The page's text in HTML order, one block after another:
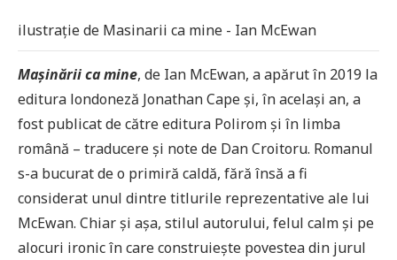
ilustrație de Masinarii ca mine - Ian McEwan
Mașinării ca mine, de Ian McEwan, a apărut în 2019 la
editura londoneză Jonathan Cape și, în același an, a
fost publicat de către editura Polirom și în limba
română – traducere și note de Dan Croitoru. Romanul
s-a bucurat de o primiră caldă, fără însă a fi
considerat unul dintre titlurile reprezentative ale lui
McEwan. Chiar și așa, stilul autorului, felul calm și pe
alocuri ironic în care construiește povestea din jurul